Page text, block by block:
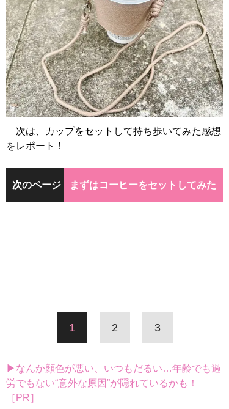
次は、カップをセットして持ち歩いてみた感想
をレポート！
次のページ まずはコーヒーをセットしてみた
1 2 3
▶なんか顔色が悪い、いつもだるい…年齢でも過
労でもない“意外な原因”が隠れているかも！
［PR］